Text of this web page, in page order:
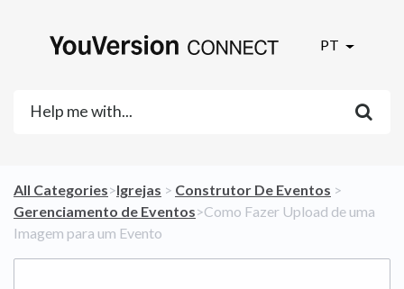
PT
All Categories​>​​Igrejas ​ > ​ ​Construtor De Eventos ​ > ​
Gerenciamento de Eventos​>​ Como Fazer Upload de uma
Imagem para um Evento